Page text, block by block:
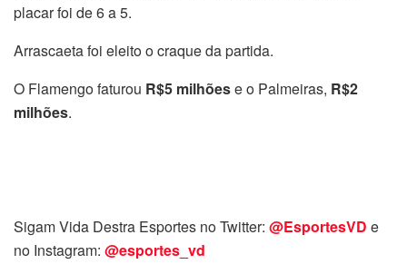
placar foi de 6 a 5.
Arrascaeta foi eleito o craque da partida.
O Flamengo faturou R$5 milhõese o Palmeiras, R$2
milhões.
Sigam Vida Destra Esportes no Twitter: @EsportesVD e
no Instagram: @esportes_vd